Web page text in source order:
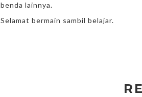
benda lainnya.
Selamat bermain sambil belajar.